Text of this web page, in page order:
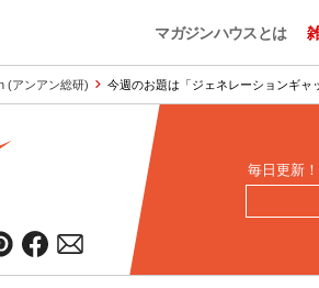
マガジンハウスとは
(アンアン総研) 今週のお題は「ジェネレーションギャ
毎日更新